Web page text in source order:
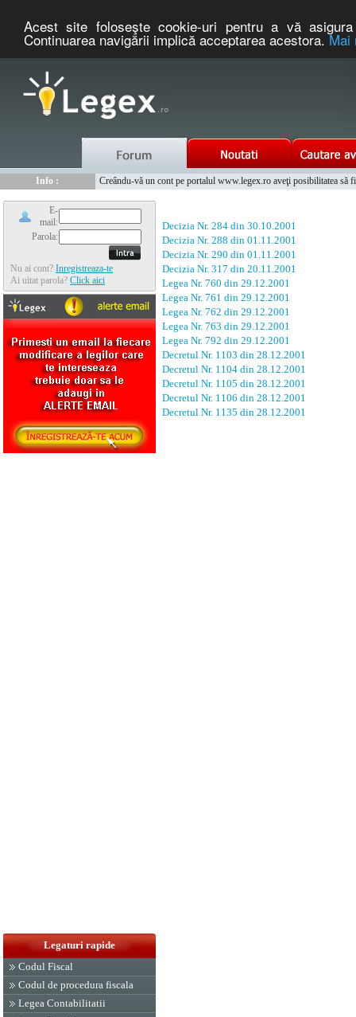
Acest site foloseşte cookie-uri pentru a vă
Continuarea navigării implică acceptarea acestora.Mai
Info :
Creându-vă un cont pe portalul www.legex.ro aveţi posibilitatea să
E-
mail:
Parola:
Nu ai cont? Inregistreaza-te
Ai uitat parola? Click aici
Legaturi rapide
Codul Fiscal
Codul de procedura fiscala
Legea Contabilitatii
Decizia Nr. 284 din 30.10.2001
Decizia Nr. 288 din 01.11.2001
Decizia Nr. 290 din 01.11.2001
Decizia Nr. 317 din 20.11.2001
Legea Nr. 760 din 29.12.2001
Legea Nr. 761 din 29.12.2001
Legea Nr. 762 din 29.12.2001
Legea Nr. 763 din 29.12.2001
Legea Nr. 792 din 29.12.2001
Decretul Nr. 1103 din 28.12.2001
Decretul Nr. 1104 din 28.12.2001
Decretul Nr. 1105 din 28.12.2001
Decretul Nr. 1106 din 28.12.2001
Decretul Nr. 1135 din 28.12.2001